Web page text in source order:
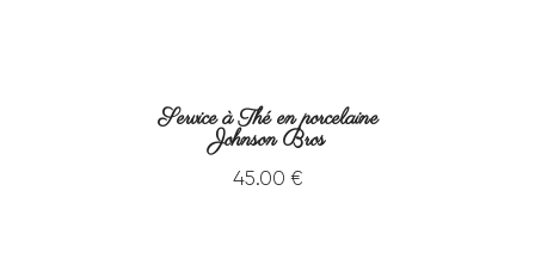
Service à Thé en porcelaine
Johnson Bros
45.00 €